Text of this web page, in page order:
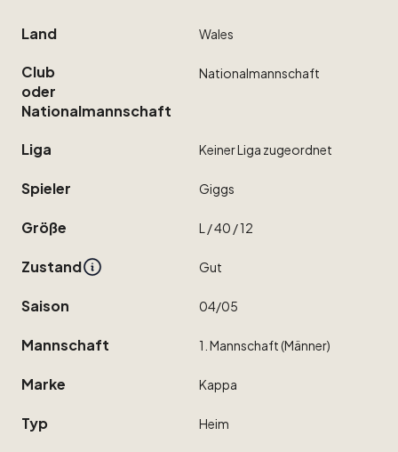
Land Wales
Club
oder
Nationalmannschaft
Nationalmannschaft
Liga KeinerLiga zugeordnet
Spieler Giggs
Größe L ​/​40 ​/​12
Zustand Gut
Saison 04​/​05
Mannschaft 1. Mannschaft(Männer)
Marke Kappa
Typ Heim